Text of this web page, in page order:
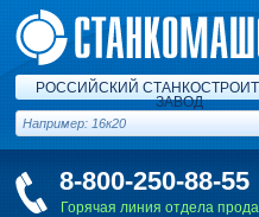
РОССИЙСКИЙ
ЗАВОД
8-800-250-88-55
Горячая линия отдела